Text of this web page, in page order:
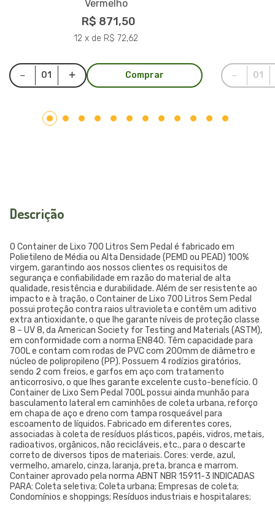
Vermelho
R$ 871,50
12 x de R$ 72,62
Comprar
Descrição
O Container de Lixo 700 Litros Sem Pedal é fabricado em
Polietileno de Média ou Alta Densidade (PEMD ou PEAD) 100%
virgem, garantindo aos nossos clientes os requisitos de
segurança e confiabilidade em razão do material de alta
qualidade, resistência e durabilidade. Além de ser resistente ao
impacto e à tração, o Container de Lixo 700 Litros Sem Pedal
possui proteção contra raios ultravioleta e contêm um aditivo
extra antioxidante, o que lhe garante níveis de proteção classe
8 – UV 8, da American Society for Testing and Materials (ASTM),
em conformidade com a norma EN840. Têm capacidade para
700L e contam com rodas de PVC com 200mm de diâmetro e
núcleo de polipropileno (PP). Possuem 4 rodízios giratórios,
sendo 2 com freios, e garfos em aço com tratamento
anticorrosivo, o que lhes garante excelente custo-benefício. O
Container de Lixo Sem Pedal 700L possui ainda munhão para
basculamento lateral em caminhões de coleta urbana, reforço
em chapa de aço e dreno com tampa rosqueável para
escoamento de líquidos. Fabricado em diferentes cores,
associadas à coleta de resíduos plásticos, papéis, vidros, metais,
radioativos, orgânicos, não recicláveis, etc., para o descarte
correto de diversos tipos de materiais. Cores: verde, azul,
vermelho, amarelo, cinza, laranja, preta, branca e marrom.
Container aprovado pela norma ABNT NBR 15911-3 INDICADAS
PARA: Coleta seletiva; Coleta urbana; Empresas de coleta;
Condomínios e shoppings; Resíduos industriais e hospitalares;